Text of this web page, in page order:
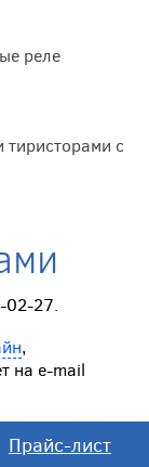
реле
тиристорами с
27.
,
на e-mail
Прайс-лист